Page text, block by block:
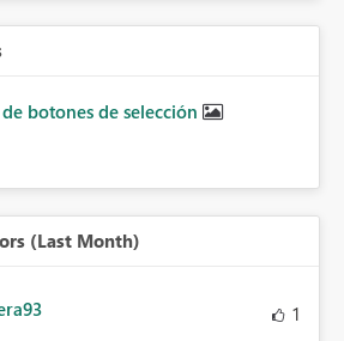
botones de selección
(Last Month)
1